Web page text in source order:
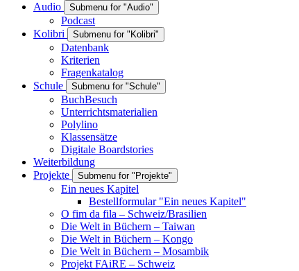
Audio
Submenu for "Audio"
Podcast
Kolibri
Submenu for "Kolibri"
Datenbank
Kriterien
Fragenkatalog
Schule
Submenu for "Schule"
BuchBesuch
Unterrichtsmaterialien
Polylino
Klassensätze
Digitale Boardstories
Weiterbildung
Projekte
Submenu for "Projekte"
Ein neues Kapitel
Bestellformular "Ein neues Kapitel"
O fim da fila – Schweiz/Brasilien
Die Welt in Büchern – Taiwan
Die Welt in Büchern – Kongo
Die Welt in Büchern – Mosambik
Projekt FAiRE – Schweiz